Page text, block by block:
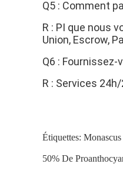
Q5 : Comment
R : PI que nous
Union, Escrow,
Q6 :
R : Services
Étiquettes:
50% De